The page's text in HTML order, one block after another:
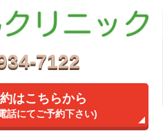
7122
はこちらから
話にてご予約下さい)